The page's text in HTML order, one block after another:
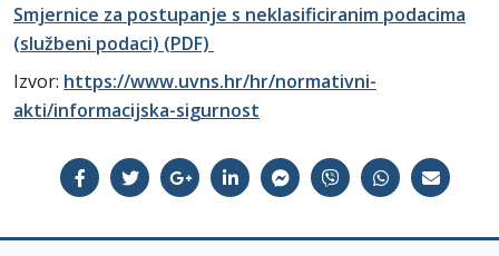
Smjernice za postupanje s neklasificiranim podacima
(službeni podaci) (PDF)
Izvor: https://www.uvns.hr/hr/normativni-
akti/informacijska-sigurnost